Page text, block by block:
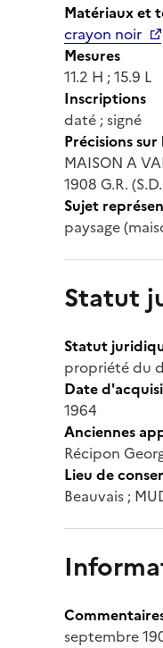
Matériaux et
crayon noir
Mesures
11.2 H ; 15.9 L
Inscriptions
daté ; signé
Précisions
MAISON A
1908 G.R.
Sujet
paysage
Statut
Statut
propriété du
Date
1964
Anciennes
Récipon
Lieu de
Beauvais ;
septembre